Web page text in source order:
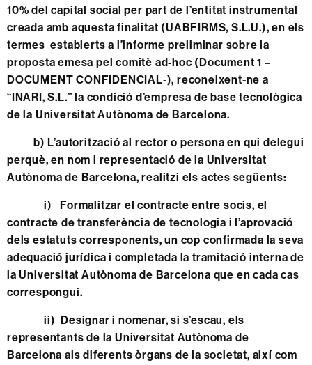
10% del capital social per part de l’entitat instrumental
creada amb aquesta finalitat (UABFIRMS, S.L.U.), en els
termes establerts a l’informe preliminar sobre la
proposta emesa pel comitè ad-hoc (Document 1 –
DOCUMENT CONFIDENCIAL-), reconeixent-ne a
“INARI, S.L.” la condició d’empresa de base tecnològica
de la Universitat Autònoma de Barcelona.
b)L’autorització al rector o persona en qui delegui
perquè, en nom i representació de la Universitat
Autònoma de Barcelona, realitzi els actes següents:
i) Formalitzar el contracte entre socis, el
contracte de transferència de tecnologia i l’aprovació
dels estatuts corresponents, un cop confirmada la seva
adequació jurídica i completada la tramitació interna de
la Universitat Autònoma de Barcelona que en cada cas
correspongui.
ii) Designar i nomenar, si s’escau, els
representants de la Universitat Autònoma de
Barcelona als diferents òrgans de la societat, així com